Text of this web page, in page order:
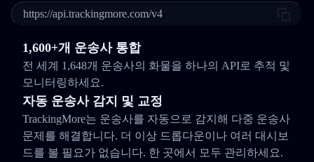
https://api.trackingmore.com/v4
1,600+개 운송사 통합
전 세계 1,648개 운송사의 화물을 하나의 API로 추적 및
모니터링하세요.
자동 운송사 감지 및 교정
TrackingMore는 운송사를 자동으로 감지해 다중 운송사
문제를 해결합니다. 더 이상 드롭다운이나 여러 대시보
드를 볼 필요가 없습니다. 한 곳에서 모두 관리하세요.